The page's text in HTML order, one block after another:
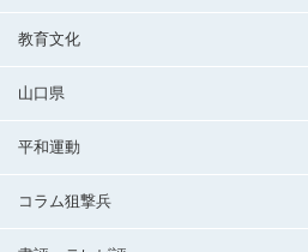
教育文化
山口県
平和運動
コラム狙撃兵